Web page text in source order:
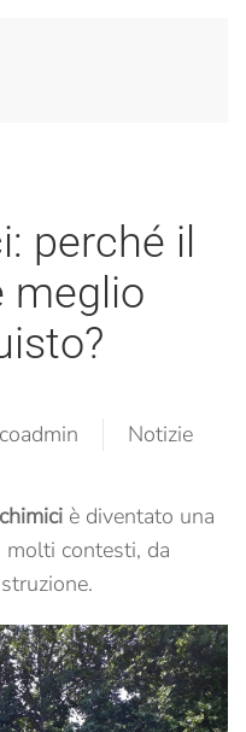
perché il
meglio
Notizie
è diventato una
molti contesti, da